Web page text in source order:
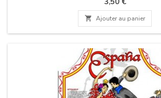
 Ajouter au panier